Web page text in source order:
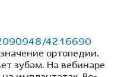
4216690
ортопедии.
зубам. На вебинаре